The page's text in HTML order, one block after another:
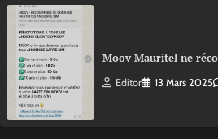
Moov Mauritel ne
Editor 13 Mars 2025